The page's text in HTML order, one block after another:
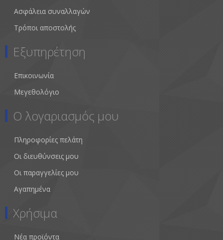
Ασφάλεια συναλλαγών
Τρόποι αποστολής
Εξυπηρέτηση
Επικοινωνία
Μεγεθολόγιο
Ο λογαριασμός μου
Πληροφορίες πελάτη
Οι διευθύνσεις μου
Οι παραγγελίες μου
Αγαπημένα
Χρήσιμα
Νέα προϊόντα